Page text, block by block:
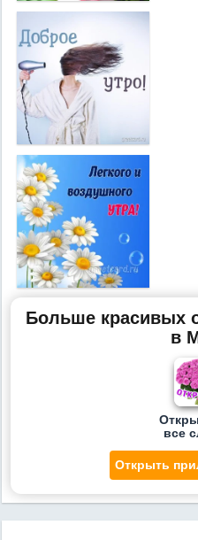
Больше красивых
в
все
Открыть